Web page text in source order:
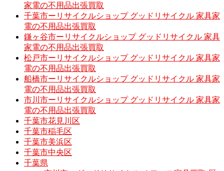
家電の不用品出張買取
千葉市ーリサイクルショップ グッドリサイクル 家具家
電の不用品出張買取
鎌ヶ谷市ーリサイクルショップ グッドリサイクル 家具
家電の不用品出張買取
松戸市ーリサイクルショップ グッドリサイクル 家具家
電の不用品出張買取
船橋市ーリサイクルショップ グッドリサイクル 家具家
電の不用品出張買取
市川市ーリサイクルショップ グッドリサイクル 家具家
電の不用品出張買取
千葉市花見川区
千葉市稲毛区
千葉市美浜区
千葉市中央区
千葉県